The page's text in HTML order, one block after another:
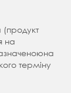
(продукт
на
терміну